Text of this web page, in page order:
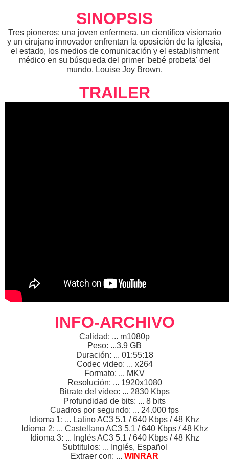
SINOPSIS
Tres pioneros: una joven enfermera, un científico visionario
y un cirujano innovador enfrentan la oposición de la iglesia,
el estado, los medios de comunicación y el establishment
médico en su búsqueda del primer 'bebé probeta' del
mundo, Louise Joy Brown.
TRAILER
INFO-ARCHIVO
Calidad: ... m1080p
Peso: ...3.9 GB
Duración: ... 01:55:18
Codec video: ... x264
Formato: ... MKV
Resolución: ... 1920x1080
Bitrate del video: ... 2830 Kbps
Profundidad de bits: ... 8 bits
Cuadros por segundo: ... 24.000 fps
Idioma 1: ... Latino AC3 5.1 / 640 Kbps / 48 Khz
Idioma 2: ... Castellano AC3 5.1 / 640 Kbps / 48 Khz
Idioma 3: ... Inglés AC3 5.1 / 640 Kbps / 48 Khz
Subtitulos: ... Inglés, Español
Extraer con: ... WINRAR